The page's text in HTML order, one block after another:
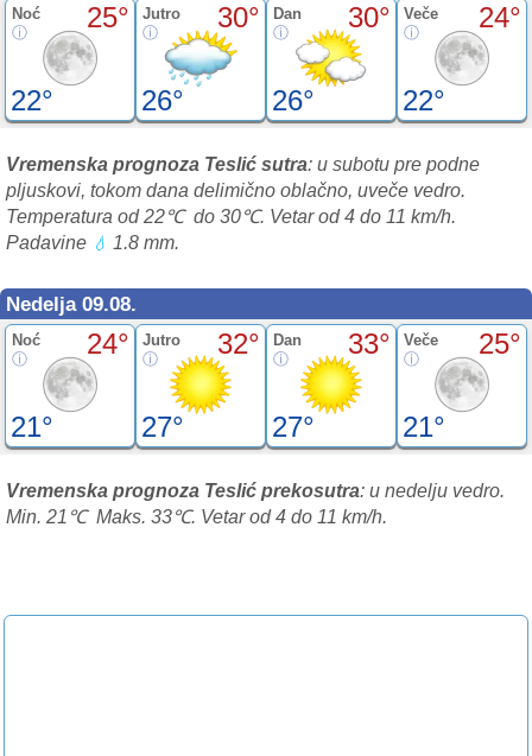
Noć 25°
22°
Jutro 30°
26°
Dan 30°
26°
Veče 24°
22°
Vremenska prognoza Teslić sutra: u subotu pre podne
pljuskovi, tokom dana delimično oblačno, uveče vedro.
Temperatura od 22℃ do 30℃. Vetar od 4 do 11 km/h.
Padavine 💧 1.8 mm.
Nedelja 09.08.
Noć 24°
21°
Jutro 32°
27°
Dan 33°
27°
Veče 25°
21°
Vremenska prognoza Teslić prekosutra: u nedelju vedro.
Min. 21℃ Maks. 33℃. Vetar od 4 do 11 km/h.